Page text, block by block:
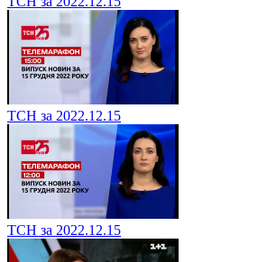
ТСН за 2022.12.15
ТСН за 2022.12.15